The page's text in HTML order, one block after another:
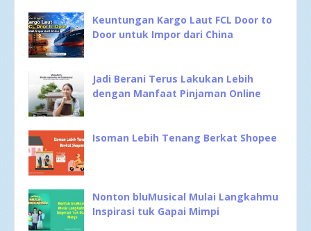
Keuntungan Kargo Laut FCL Door to
Door untuk Impor dari China
Jadi Berani Terus Lakukan Lebih
dengan Manfaat Pinjaman Online
Isoman Lebih Tenang Berkat Shopee
Nonton bluMusical Mulai Langkahmu
Inspirasi tuk Gapai Mimpi